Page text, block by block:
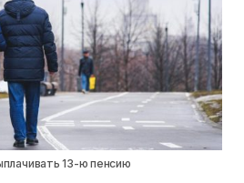
13-ю пенсию